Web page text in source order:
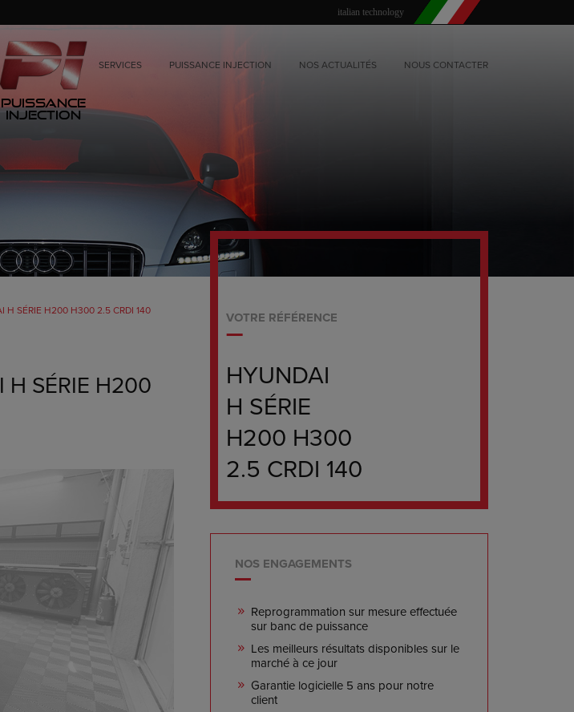
italian technology
Puissance
Injection
SERVICES PUISSANCE INJECTION NOS ACTUALITÉS NOUS CONTACTER
H SÉRIE H200 H300 2.5 CRDI 140
H SÉRIE H200
VOTRE RÉFÉRENCE
HYUNDAI
H SÉRIE
H200 H300
2.5 CRDI 140
NOS ENGAGEMENTS
Reprogrammation sur mesure effectuée
sur banc de puissance
Les meilleurs résultats disponibles sur le
marché à ce jour
Garantie logicielle 5 ans pour notre
client